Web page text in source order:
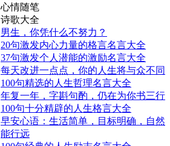
心情随笔
诗歌大全
男生，你凭什么不努力？
20句激发内心力量的格言名言大全
37句激发个人潜能的激励名言大全
每天改进一点点，你的人生将与众不同
100句精选的人生哲理名言大全
年复一年，字斟句酌，仍在为你书三行
100句十分精辟的人生格言大全
早安心语：生活简单，目标明确，自然
能行远